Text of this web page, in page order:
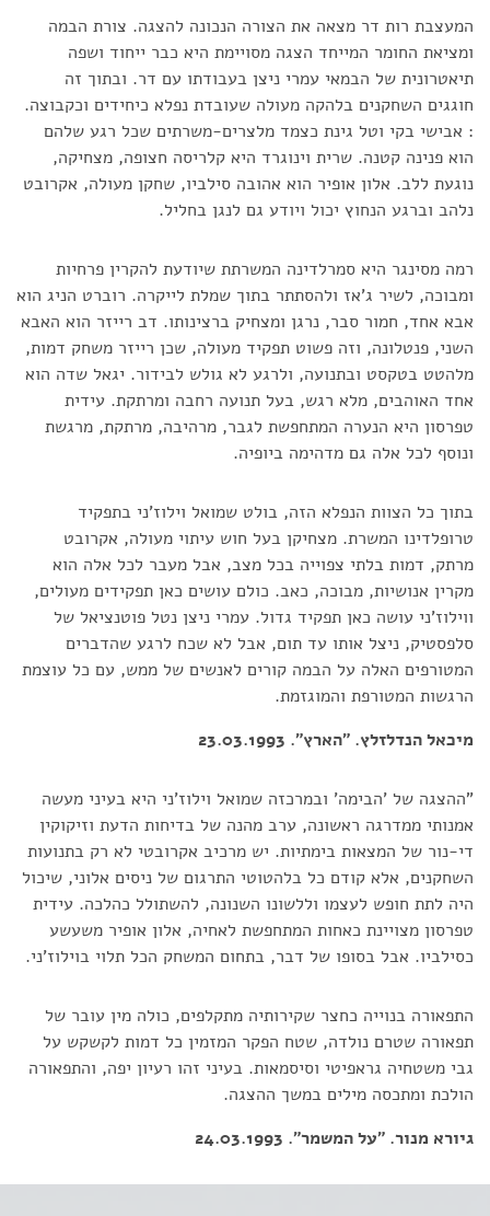
המעצבת רות דר מצאה את הצורה הנכונה להצגה. צורת הבמה
ומציאת החומר המייחד הצגה מסויימת היא כבר ייחוד ושפה
תיאטרונית של הבמאי עמרי ניצן בעבודתו עם דר. ובתוך זה
חוגגים השחקנים בלהקה מעולה שעובדת נפלא כיחידים וכקבוצה.
: אבישי בקי וטל גינת כצמד מלצרים-משרתים שכל רגע שלהם
הוא פנינה קטנה. שרית וינוגרד היא קלריסה חצופה, מצחיקה,
נוגעת ללב. אלון אופיר הוא אהובה סילביו, שחקן מעולה, אקרובט
נלהב וברגע הנחוץ יכול ויודע גם לנגן בחליל.
רמה מסינגר היא סמרלדינה המשרתת שיודעת להקרין פרחיות
ומבוכה, לשיר ג'אז ולהסתתר בתוך שמלת לייקרה. רוברט הניג הוא
אבא אחד, חמור סבר, נרגן ומצחיק ברצינותו. דב רייזר הוא האבא
השני, פנטלונה, וזה פשוט תפקיד מעולה, שכן רייזר משחק דמות,
מלהטט בטקסט ובתנועה, ולרגע לא גולש לבידור. יגאל שדה הוא
אחד האוהבים, מלא רגש, בעל תנועה רחבה ומרתקת. עידית
טפרסון היא הנערה המתחפשת לגבר, מרהיבה, מרתקת, מרגשת
ונוסף לכל אלה גם מדהימה ביופיה.
בתוך כל הצוות הנפלא הזה, בולט שמואל וילוז'ני בתפקיד
טרופלדינו המשרת. מצחיקן בעל חוש עיתוי מעולה, אקרובט
מרתק, דמות בלתי צפוייה בכל מצב, אבל מעבר לכל אלה הוא
מקרין אנושיות, מבוכה, כאב. כולם עושים כאן תפקידים מעולים,
ווילוז'ני עושה כאן תפקיד גדול. עמרי ניצן נטל פוטנציאל של
סלפסטיק, ניצל אותו עד תום, אבל לא שכח לרגע שהדברים
המטורפים האלה על הבמה קורים לאנשים של ממש, עם כל עוצמת
הרגשות המטורפת והמוגזמת.
מיכאל הנדלזלץ. "הארץ". 23.03.1993
"ההצגה של 'הבימה' ובמרכזה שמואל וילוז'ני היא בעיני מעשה
אמנותי ממדרגה ראשונה, ערב מהנה של בדיחות הדעת וזיקוקין
די-נור של המצאות בימתיות. יש מרכיב אקרובטי לא רק בתנועות
השחקנים, אלא קודם כל בלהטוטי התרגום של ניסים אלוני, שיכול
היה לתת חופש לעצמו וללשונו השנונה, להשתולל כהלכה. עידית
טפרסון מצויינת כאחות המתחפשת לאחיה, אלון אופיר משעשע
כסילביו. אבל בסופו של דבר, בתחום המשחק הכל תלוי בוילוז'ני.
התפאורה בנוייה כחצר שקירותיה מתקלפים, כולה מין עובר של
תפאורה שטרם נולדה, שטח הפקר המזמין כל דמות לקשקש על
גבי משטחיה גראפיטי וסיסמאות. בעיני זהו רעיון יפה, והתפאורה
הולכת ומתכסה מילים במשך ההצגה.
גיורא מנור. "על המשמר". 24.03.1993